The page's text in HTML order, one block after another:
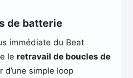
de batterie
immédiate du Beat
le retravail de boucles de
d’une simple loop